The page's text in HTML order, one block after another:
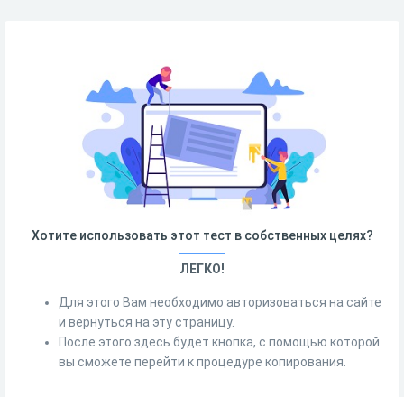
Хотите использовать этот тест в собственных целях?
ЛЕГКО!
Для этого Вам необходимо авторизоваться на сайте
и вернуться на эту страницу.
После этого здесь будет кнопка, с помощью которой
вы сможете перейти к процедуре копирования.